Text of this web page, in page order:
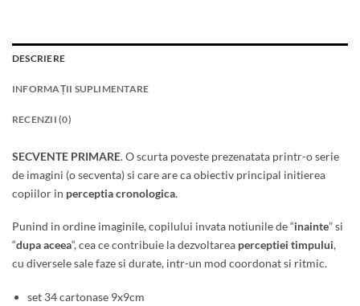
DESCRIERE
INFORMAȚII SUPLIMENTARE
RECENZII (0)
SECVENTE PRIMARE. O scurta poveste prezenatata printr-o serie
de imagini (o secventa) si care are ca obiectiv principal initierea
copiilor in perceptia cronologica.
Punind in ordine imaginile, copilului invata notiunile de “inainte” si
“dupa aceea“, cea ce contribuie la dezvoltarea perceptiei timpului,
cu diversele sale faze si durate, intr-un mod coordonat si ritmic.
set 34 cartonase 9x9cm